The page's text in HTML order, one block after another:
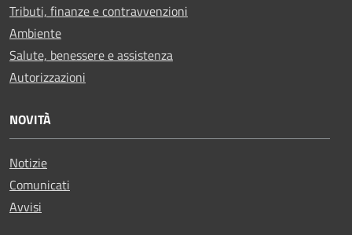
Tributi, finanze e contravvenzioni
Ambiente
Salute, benessere e assistenza
Autorizzazioni
NOVITÀ
Notizie
Comunicati
Avvisi